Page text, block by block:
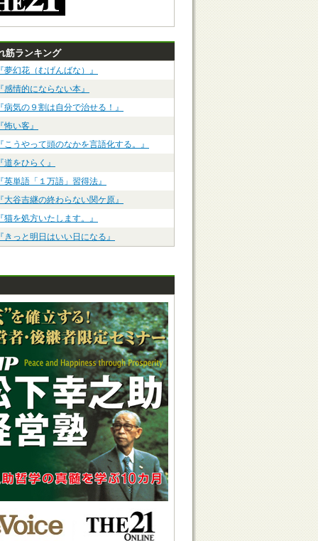
筋ランキング
夢幻花（むげんばな）』
感情的にならない本』
病気の９割は自分で治せる！』
怖い客』
こうやって頭のなかを言語化する。』
道をひらく』
英単語「１万語」習得法』
大谷吉継の終わらない関ケ原』
猫を処方いたします。』
きっと明日はいい日になる』